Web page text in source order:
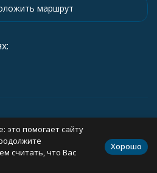
маршрут
это помогает сайту
считать, что Вас
Хорошо